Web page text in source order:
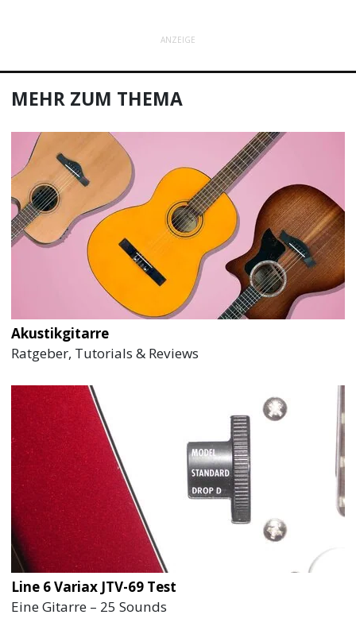
ANZEIGE
MEHR ZUM THEMA
Akustikgitarre
Ratgeber, Tutorials & Reviews
Line 6 Variax JTV-69 Test
Eine Gitarre – 25 Sounds